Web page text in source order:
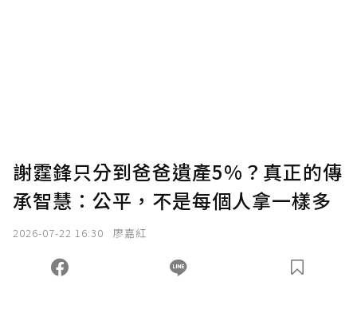
謝霆鋒只分到爸爸遺產5%？真正的傳
承智慧：公平，不是每個人拿一樣多
2026-07-22 16:30 廖嘉紅